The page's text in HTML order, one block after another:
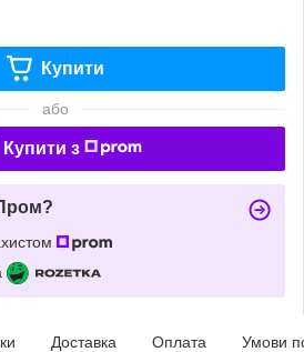
Купити
або
Купити з
Доставка Оплата Умови